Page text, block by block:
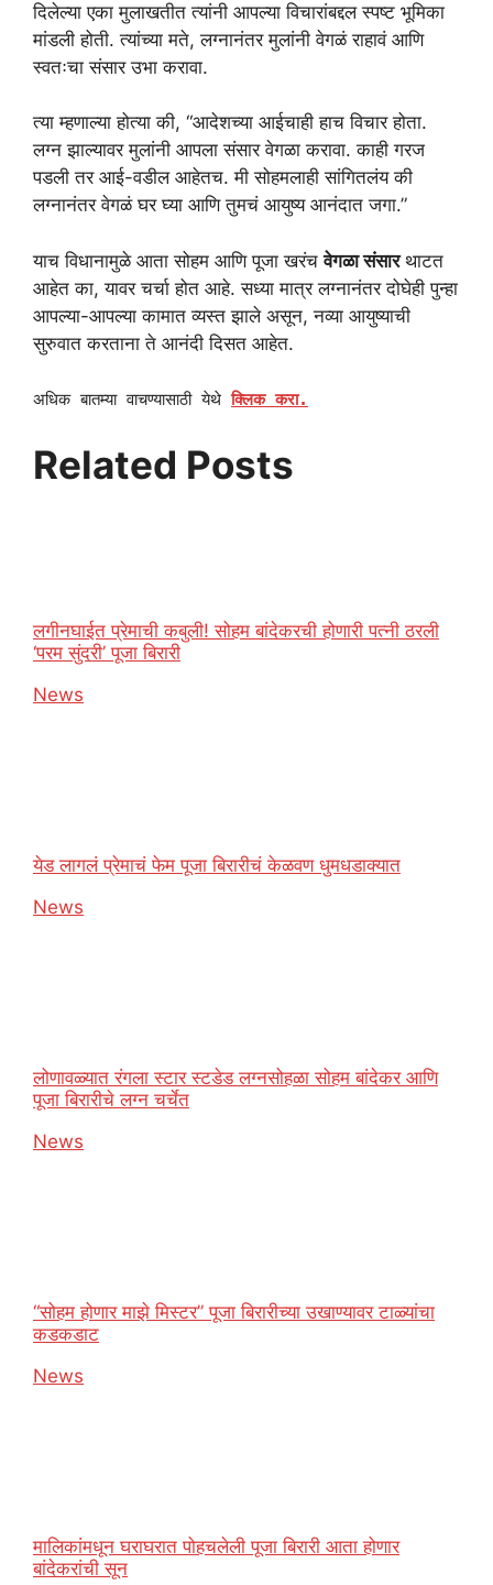
दिलेल्या एका मुलाखतीत त्यांनी आपल्या विचारांबद्दल स्पष्ट भूमिका
मांडली होती. त्यांच्या मते, लग्नानंतर मुलांनी वेगळं राहावं आणि
स्वतःचा संसार उभा करावा.
त्या म्हणाल्या होत्या की, “आदेशच्या आईचाही हाच विचार होता.
लग्न झाल्यावर मुलांनी आपला संसार वेगळा करावा. काही गरज
पडली तर आई-वडील आहेतच. मी सोहमलाही सांगितलंय की
लग्नानंतर वेगळं घर घ्या आणि तुमचं आयुष्य आनंदात जगा.”
याच विधानामुळे आता सोहम आणि पूजा खरंचवेगळा संसारथाटत
आहेत का, यावर चर्चा होत आहे. सध्या मात्र लग्नानंतर दोघेही पुन्हा
आपल्या-आपल्या कामात व्यस्त झाले असून, नव्या आयुष्याची
सुरुवात करताना ते आनंदी दिसत आहेत.
अधिक बातम्या वाचण्यासाठी येथेक्लिक करा.
Related Posts
लगीनघाईत प्रेमाची कबुली! सोहम बांदेकरची होणारी पत्नी ठरली
‘परम सुंदरी’ पूजा बिरारी
In relation to
News
येड लागलं प्रेमाचं फेम पूजा बिरारीचं केळवण धुमधडाक्यात
In relation to
News
लोणावळ्यात रंगला स्टार स्टडेड लग्नसोहळा सोहम बांदेकर आणि
पूजा बिरारीचे लग्न चर्चेत
In relation to
News
“सोहम होणार माझे मिस्टर” पूजा बिरारीच्या उखाण्यावर टाळ्यांचा
कडकडाट
In relation to
News
मालिकांमधून घराघरात पोहचलेली पूजा बिरारी आता होणार
बांदेकरांची सून